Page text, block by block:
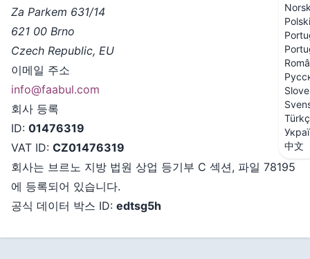
Polski
中文
Za Parkem 631/14
621 00 Brno
Czech Republic, EU
이메일 주소
info@faabul.com
회사 등록
ID: 01476319
VAT ID: CZ01476319
회사는 브르노 지방 법원 상업 등기부 C 섹션, 파일 78195
에 등록되어 있습니다.
공식 데이터 박스 ID: edtsg5h